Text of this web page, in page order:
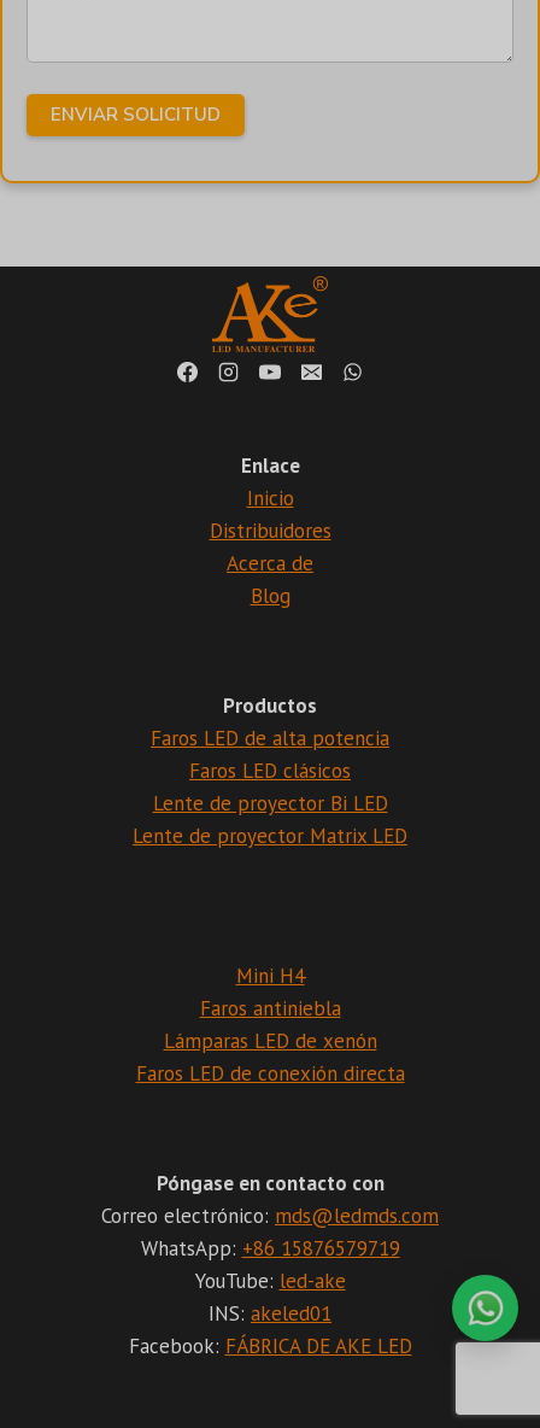
Enlace
Inicio
Distribuidores
Acerca de
Blog
Productos
Faros LED de alta potencia
Faros LED clásicos
Lente de proyector Bi LED
Lente de proyector Matrix LED
Mini H4
Faros antiniebla
Lámparas LED de xenón
Faros LED de conexión directa
Póngase en contacto con
Correo electrónico: mds@ledmds.com
WhatsApp: +86 15876579719
YouTube: led-ake
INS: akeled01
Facebook: FÁBRICA DE AKE LED